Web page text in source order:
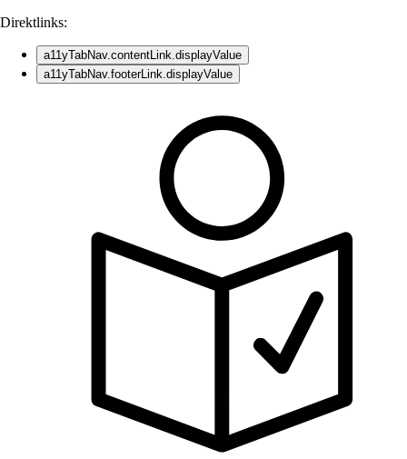
Direktlinks:
a11yTabNav.contentLink.displayValue
a11yTabNav.footerLink.displayValue